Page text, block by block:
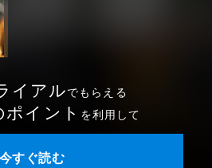
イアルでもらえる
ポイント を利用して
今すぐ読む